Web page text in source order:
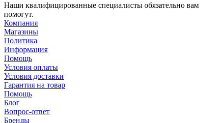
Наши квалифицированные специалисты обязательно вам
помогут.
Компания
Магазины
Политика
Информация
Помощь
Условия оплаты
Условия доставки
Гарантия на товар
Помощь
Блог
Вопрос-ответ
Бренды